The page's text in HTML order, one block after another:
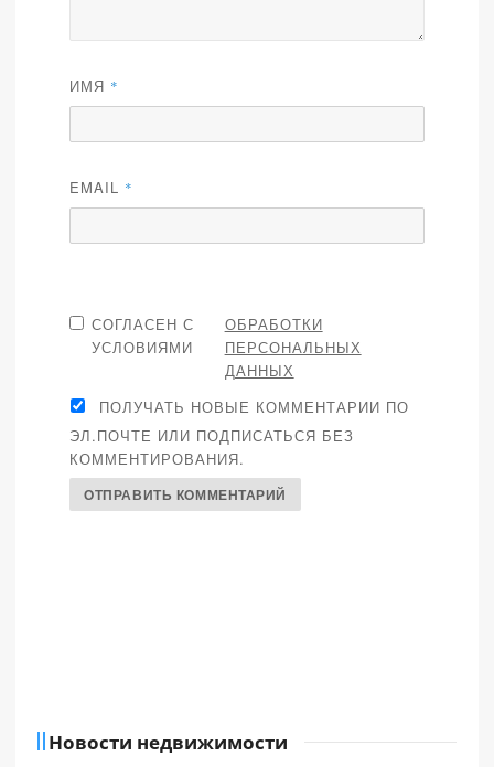
ИМЯ *
EMAIL *
СОГЛАСЕН С
УСЛОВИЯМИ
ОБРАБОТКИ
ПЕРСОНАЛЬНЫХ
ДАННЫХ
ПОЛУЧАТЬ НОВЫЕ КОММЕНТАРИИ ПО
ЭЛ.ПОЧТЕ ИЛИ ПОДПИСАТЬСЯ БЕЗ
КОММЕНТИРОВАНИЯ.
Новости недвижимости